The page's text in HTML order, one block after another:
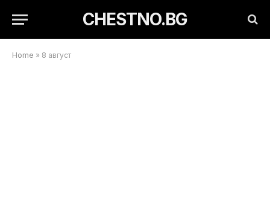
CHESTNO.BG
Home » 8 август